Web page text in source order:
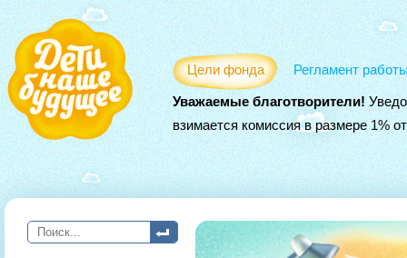
Цели фонда Регламент
Уважаемые благотворители!
взимается комиссия в размере 1%